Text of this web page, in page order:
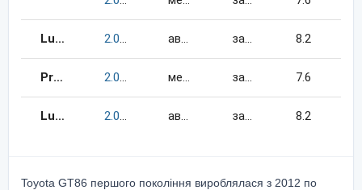
Luxe Аэро 2.0200 бензин
автомат задній 8.2
Prestige Аэро 2.0200 бензин
механіка задній 7.6
Luxe 2.0200 бензин
автомат задній 8.2
Toyota GT86 першого покоління вироблялася з 2012 по